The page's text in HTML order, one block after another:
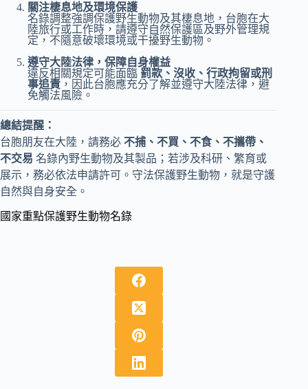
關注棲息地及環境保護
名錄調整強調保護野生動物及其棲息地，台胞在大
陸旅行或工作時，請遵守自然保護區及野外管理規
定，不隨意破壞環境或干擾野生動物。
遵守大陸法律，保障自身權益
違反相關規定可能面臨 罰款、沒收、行政拘留或刑
事追責 ，因此台胞應充分了解並遵守大陸法律，避
免觸法風險。
總結提醒：
台胞朋友在大陸，請務必 不捕、不買、不食、不攜帶、
不交易 名錄內野生動物及其製品；若涉及科研、繁育或
展示，務必依法申請許可。守法保護野生動物，就是守護
自然與自身安全。
國家重點保護野生動物名錄